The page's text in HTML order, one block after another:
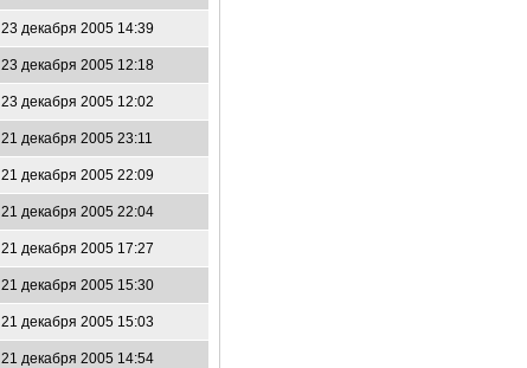
23 декабря 2005 14:39
23 декабря 2005 12:18
23 декабря 2005 12:02
21 декабря 2005 23:11
21 декабря 2005 22:09
21 декабря 2005 22:04
21 декабря 2005 17:27
21 декабря 2005 15:30
21 декабря 2005 15:03
21 декабря 2005 14:54